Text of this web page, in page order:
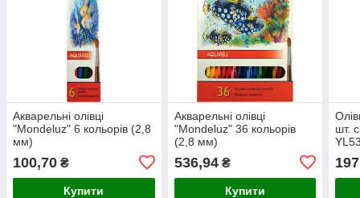
Акварельні олівці
"Mondeluz" 6 кольорів (2,8
мм)
100,70 ₴
Купити
Акварельні олівці
"Mondeluz" 36 кольорів
(2,8 мм)
536,94₴
Купити
шт.
197